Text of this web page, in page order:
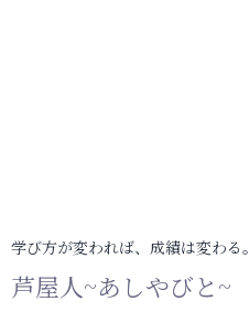
学び方が変われば、成績は変わる。
芦屋人~あしやびと~